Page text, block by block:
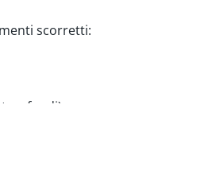
scorretti:
e fondi)